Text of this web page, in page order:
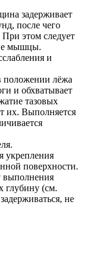
задерживает
после чего
При этом следует
мышцы.
и
лёжа
и обхватывает
тазовых
их. Выполняется
укрепления
поверхности.
выполнения
глубину (см.
не